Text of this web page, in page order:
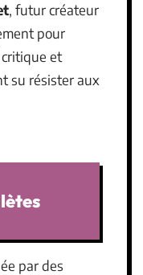
, futur créateur
pour
critique et
su résister aux
par des